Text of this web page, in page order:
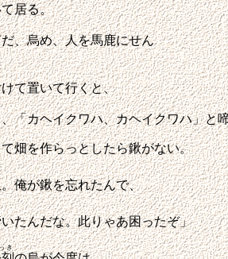
居る。
、烏め、人を馬鹿にせん
て置いて行くと、
「カヘイクワハ、カヘイクワハ」と
畑を作らっとしたら鍬がない。
。俺が鍬を忘れたんで、
たんだな。此りゃあ困ったぞ」
き